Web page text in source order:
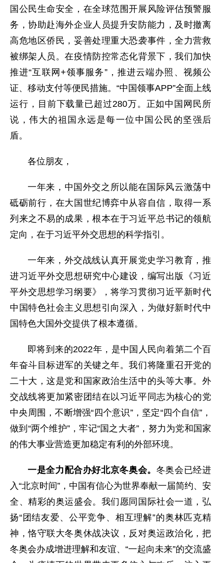
国公民生命安全，在全球范围开展风险评估预警服
务，协助赴海外企业人员提升安防能力，及时撤离
高危地区侨民，妥善处理重大恐袭事件，全力营救
被绑架人员。在疫情防控常态化背景下，我们加快
推进“互联网+领事服务”，推进云端办照、视频公
证、移动支付等便民措施。“中国领事APP”全面上线
运行，目前下载量已超过280万。正如中国网民所
说，伟大的祖国永远是每一位中国公民的坚强后
盾。
各位朋友，
一年来，中国外交之所以能在国际风云激荡中
砥砺前行，在大国世纪博弈中从容自信，取得一系
列来之不易的成果，根本在于习近平总书记的领航
定向，在于习近平外交思想的科学指引。
一年来，外交战线认真开展党史学习教育，推
进习近平外交思想研究中心建设，编写出版《习近
平外交思想学习纲要》，将学习贯彻习近平新时代
中国特色社会主义思想引向深入，为做好新时代中
国特色大国外交提供了根本遵循。
即将到来的2022年，是中国人民向着第二个百
年奋斗目标进军的关键之年。我们将隆重召开党的
二十大，这是党和国家政治生活中的头等大事。外
交战线将更加紧密团结在以习近平同志为核心的党
中央周围，不断增强“四个意识”，坚定“四个自信”，
做到“两个维护”，牢记“国之大者”，努力为党和国家
的伟大事业营造更加稳定有利的外部环境。
一是全力配合办好北京冬奥会。 冬奥会已经进
入“北京时间”，中国有信心为世界奉献一届简约、安
全、精彩的奥运盛会。我们愿同国际社会一道，弘
扬“团结友爱、公平竞争、相互理解”的奥林匹克精
神，恪守联大冬奥休战决议，反对奥运政治化，把
冬奥会办成增进理解和友谊、“一起向未来”的交流盛